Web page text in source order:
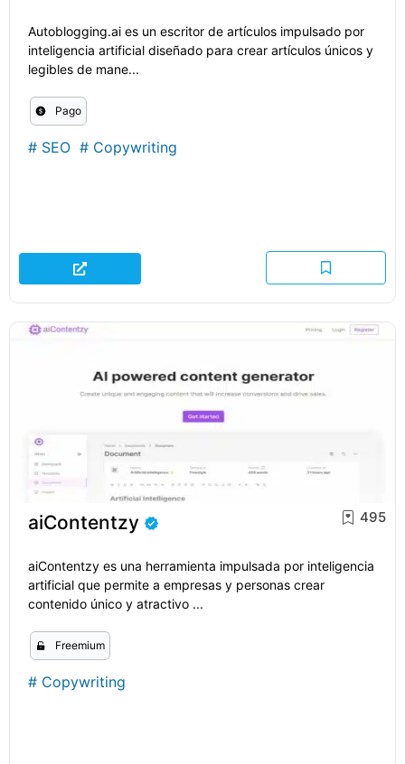
Autoblogging.ai es un escritor de artículos impulsado por
inteligencia artificial diseñado para crear artículos únicos y
legibles de mane...
Pago
# SEO # Copywriting
aiContentzy 495
aiContentzy es una herramienta impulsada por inteligencia
artificial que permite a empresas y personas crear
contenido único y atractivo ...
Freemium
# Copywriting